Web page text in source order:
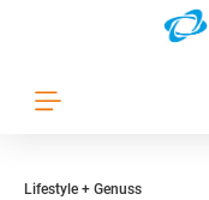
Zum Hauptinhalt springen
Lifestyle + Genuss